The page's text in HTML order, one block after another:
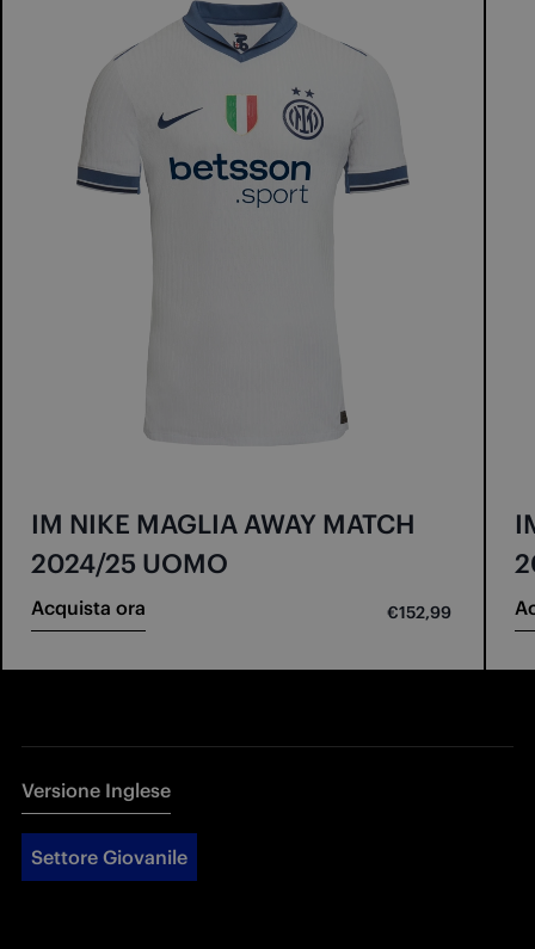
IM NIKE MAGLIA AWAY MATCH
2024/25 UOMO
Acquista ora €152,99
Versione Inglese
Settore Giovanile